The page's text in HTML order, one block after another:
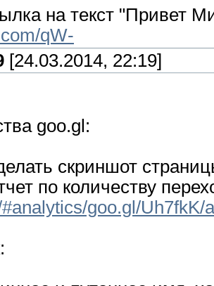
на текст "Привет
qW-
[24.03.2014, 22:19]
goo.gl:
скриншот
по количеству
goo.gl/Uh7fkK/